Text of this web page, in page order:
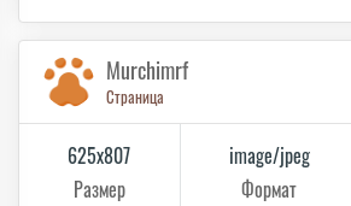
Murchimrf
Страница
625x807
Размер
image/jpeg
Формат